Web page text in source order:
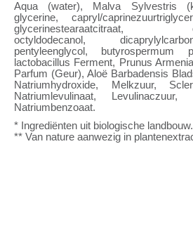
Aqua (water), Malva Sylvestris
glycerine, capryl/
glycerinestearaatcitraat,
octyldodecanol,
pentyleenglycol, butyrospermum
lactobacillus Ferment, Prunus
Parfum (Geur), Aloë Barbadensis
Natriumhydroxide, Melkzuur,
Natriumlevulinaat, Levulinaczuur,
Natriumbenzoaat.
* Ingrediënten uit biologische landbouw.
** Van nature aanwezig in